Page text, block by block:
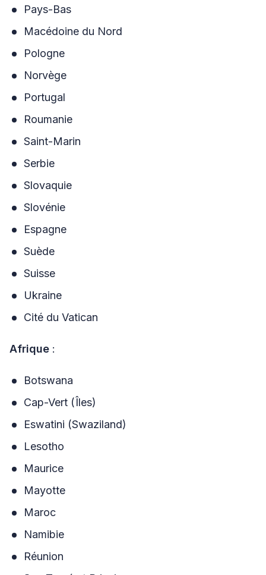
Pays-Bas
Macédoine du Nord
Pologne
Norvège
Portugal
Roumanie
Saint-Marin
Serbie
Slovaquie
Slovénie
Espagne
Suède
Suisse
Ukraine
Cité du Vatican
Afrique :
Botswana
Cap-Vert (Îles)
Eswatini (Swaziland)
Lesotho
Maurice
Mayotte
Maroc
Namibie
Réunion